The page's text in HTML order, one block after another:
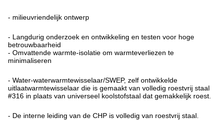
- milieuvriendelijk ontwerp
- Langdurig onderzoek en ontwikkeling en testen voor hoge
betrouwbaarheid
- Omvattende warmte-isolatie om warmteverliezen te
minimaliseren
- Water-waterwarmtewisselaar/SWEP, zelf ontwikkelde
uitlaatwarmtewisselaar die is gemaakt van volledig roestvrij staal
#316 in plaats van universeel koolstofstaal dat gemakkelijk roest.
- De interne leiding van de CHP is volledig van roestvrij staal.